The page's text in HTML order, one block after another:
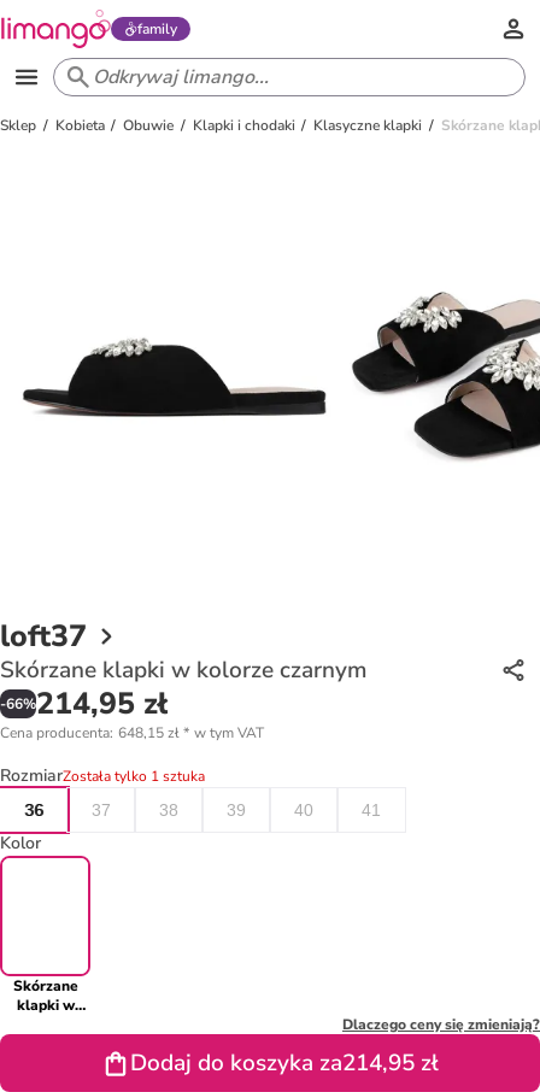
family
Sklep Kobieta Obuwie Klapki i chodaki Klasyczne klapki Skórzane
loft37
Skórzane klapki w kolorze czarnym
-66%214,95 zł
Cena producenta: 648,15 zł* w tym VAT
RozmiarZostała tylko 1 sztuka
36
37 38 39 40 41
Kolor
Skórzane
klapki w
Dlaczego ceny się zmieniają?
Dodaj do koszyka za214,95 zł